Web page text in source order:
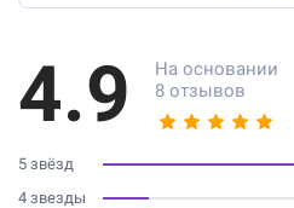
4.9
На основании
8 отзывов
5 звёзд
4 звезды